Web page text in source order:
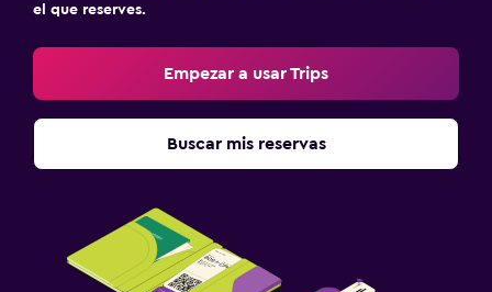
el que reserves.
Empezar a usar Trips
Buscar mis reservas